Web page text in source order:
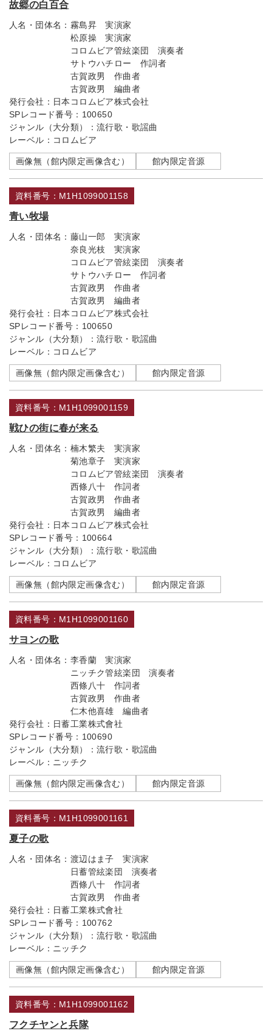
故郷の白百合
人名・団体名： 霧島昇 実演家
松原操 実演家
コロムビア管絃楽団 演奏者
サトウハチロー 作詞者
古賀政男 作曲者
古賀政男 編曲者
発行会社： 日本コロムビア株式会社
SPレコード番号： 100650
ジャンル（大分類）： 流行歌・歌謡曲
レーベル： コロムビア
画像無（館内限定画像含む） 館内限定音源
資料番号：M1H1099001158
青い牧場
人名・団体名： 藤山一郎 実演家
奈良光枝 実演家
コロムビア管絃楽団 演奏者
サトウハチロー 作詞者
古賀政男 作曲者
古賀政男 編曲者
発行会社： 日本コロムビア株式会社
SPレコード番号： 100650
ジャンル（大分類）： 流行歌・歌謡曲
レーベル： コロムビア
画像無（館内限定画像含む） 館内限定音源
資料番号：M1H1099001159
戦ひの街に春が来る
人名・団体名： 楠木繁夫 実演家
菊池章子 実演家
コロムビア管絃楽団 演奏者
西條八十 作詞者
古賀政男 作曲者
古賀政男 編曲者
発行会社： 日本コロムビア株式会社
SPレコード番号： 100664
ジャンル（大分類）： 流行歌・歌謡曲
レーベル： コロムビア
画像無（館内限定画像含む） 館内限定音源
資料番号：M1H1099001160
サヨンの歌
人名・団体名： 李香蘭 実演家
ニッチク管絃楽団 演奏者
西條八十 作詞者
古賀政男 作曲者
仁木他喜雄 編曲者
発行会社： 日蓄工業株式會社
SPレコード番号： 100690
ジャンル（大分類）： 流行歌・歌謡曲
レーベル： ニッチク
画像無（館内限定画像含む） 館内限定音源
資料番号：M1H1099001161
夏子の歌
人名・団体名： 渡辺はま子 実演家
日蓄管絃楽団 演奏者
西條八十 作詞者
古賀政男 作曲者
発行会社： 日蓄工業株式會社
SPレコード番号： 100762
ジャンル（大分類）： 流行歌・歌謡曲
レーベル： ニッチク
画像無（館内限定画像含む） 館内限定音源
資料番号：M1H1099001162
フクチヤンと兵隊